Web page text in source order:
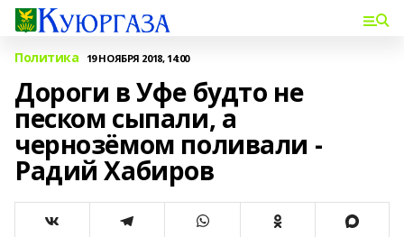
Политика 19 НОЯБРЯ 2018, 14:00
Дороги в Уфе будто не
песком сыпали, а
чернозёмом поливали -
Радий Хабиров